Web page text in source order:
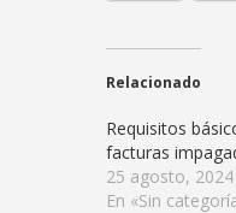
Relacionado
Requisitos
facturas
25 agosto, 2024
En «Sin